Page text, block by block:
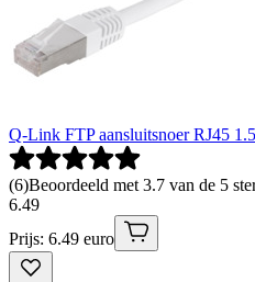
Q-Link FTP aansluitsnoer RJ45
(6)Beoordeeld met 3.7 van de 5
6.49
Prijs: 6.49 euro